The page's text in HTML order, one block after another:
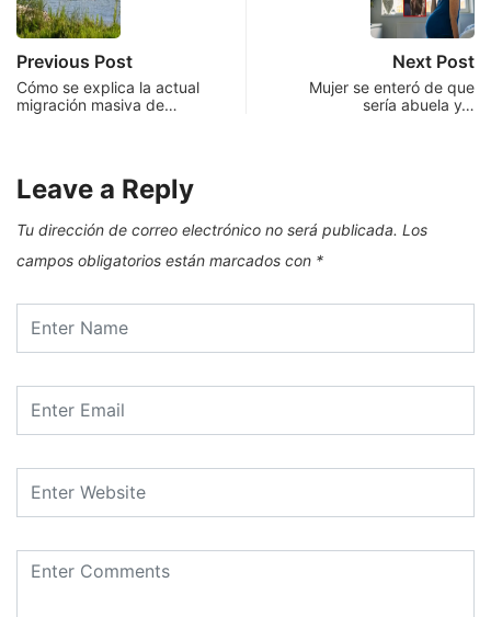
Previous Post
Cómo se explica la actual
migración masiva de…
Next Post
Mujer se enteró de que
sería abuela y…
Leave a Reply
Tu dirección de correo electrónico no será publicada. Los
campos obligatorios están marcados con *